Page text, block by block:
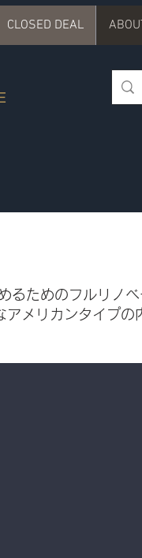
CLOSED DEAL
るためのフルリノ
メリカンタイプの